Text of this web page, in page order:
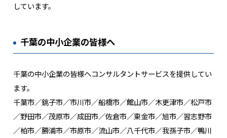
しています。
千葉の中小企業の皆様へ
千葉の中小企業の皆様へコンサルタントサービスを提供してい
ます。
千葉市／銚子市／市川市／船橋市／館山市／木更津市／松戸市
／野田市／茂原市／成田市／佐倉市／東金市／旭市／習志野市
／柏市／勝浦市／市原市／流山市／八千代市／我孫子市／鴨川